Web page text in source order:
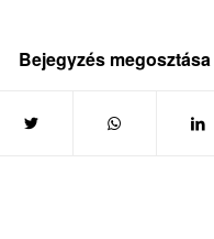
Bejegyzés megosztása